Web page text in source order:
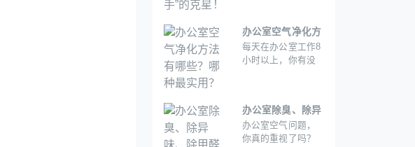
客吸烟后直接进入
洗手间，烟味残留
问题让人头疼。怎
么才能快速、彻底
最该尝试的“除烟神
器”。
办公室空气净化方
法有哪些？哪种最
实用？
每天在办公室工作8
小时以上，你有没
后味道几天都散不
掉？新装修的办公
区总有一股“刺鼻
办公室除臭、除异
味、除甲醛全搞
定！净化片真的能
办公室空气问题，
你真的重视了吗？